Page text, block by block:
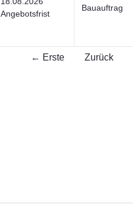
Angebotsfrist
Bauauftrag
← Erste Zurück